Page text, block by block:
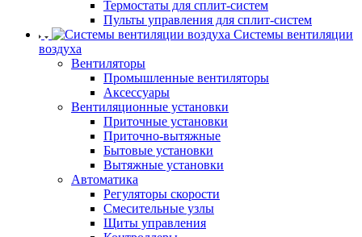
Термостаты для сплит-систем
Пульты управления для сплит-систем
Системы вентиляции
воздуха
Вентиляторы
Промышленные вентиляторы
Аксессуары
Вентиляционные установки
Приточные установки
Приточно-вытяжные
Бытовые установки
Вытяжные установки
Автоматика
Регуляторы скорости
Смесительные узлы
Щиты управления